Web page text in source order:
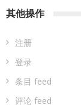
其他操作
注册
登录
条目 feed
评论 feed